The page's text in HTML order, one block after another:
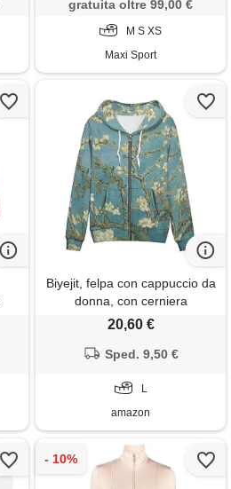
gratuita oltre 99,00 €
M S XS
Maxi Sport
Biyejit, felpa con cappuccio da
donna, con cerniera
completa, a maniche lunghe,
attività all'aperto, xs-5xl, fiori
20,60 €
Sped. 9,50 €
L
amazon